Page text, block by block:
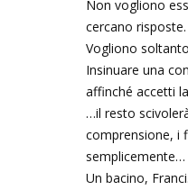
Non vogliono
cercano
Vogliono
Insinuare una
affinché accetti
…il resto
comprensione, i
semplicemente…
Un bacino, Franci.